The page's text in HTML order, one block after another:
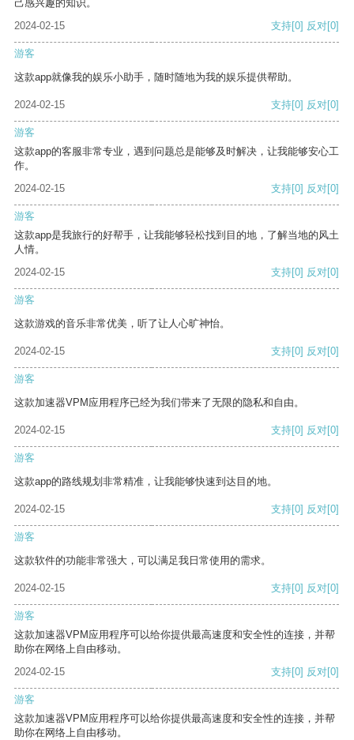
己感兴趣的知识。
2024-02-15
支持[0] 反对[0]
游客
这款app就像我的娱乐小助手，随时随地为我的娱乐提供帮助。
2024-02-15 支持[0] 反对[0]
游客
这款app的客服非常专业，遇到问题总是能够及时解决，让我能够安心工
作。
2024-02-15
支持[0] 反对[0]
游客
这款app是我旅行的好帮手，让我能够轻松找到目的地，了解当地的风土
人情。
2024-02-15
支持[0] 反对[0]
游客
这款游戏的音乐非常优美，听了让人心旷神怡。
2024-02-15 支持[0] 反对[0]
游客
这款加速器VPM应用程序已经为我们带来了无限的隐私和自由。
2024-02-15 支持[0] 反对[0]
游客
这款app的路线规划非常精准，让我能够快速到达目的地。
2024-02-15 支持[0] 反对[0]
游客
这款软件的功能非常强大，可以满足我日常使用的需求。
2024-02-15 支持[0] 反对[0]
游客
这款加速器VPM应用程序可以给你提供最高速度和安全性的连接，并帮
助你在网络上自由移动。
2024-02-15
支持[0] 反对[0]
游客
这款加速器VPM应用程序可以给你提供最高速度和安全性的连接，并帮
助你在网络上自由移动。